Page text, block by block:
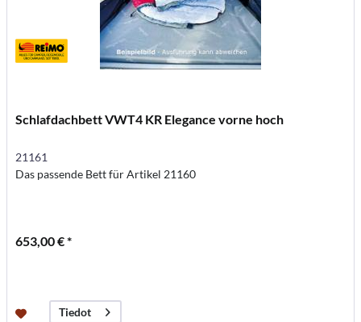
Schlafdachbett VWT4 KR Elegance vorne hoch
21161
Das passende Bett für Artikel 21160
653,00 € *
Tiedot